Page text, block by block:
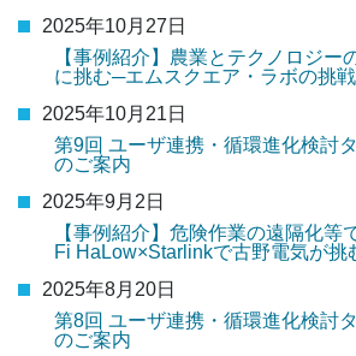
2025年10月27日
【事例紹介】農業とテクノロジー
に挑む─エムスクエア・ラボの挑戦
2025年10月21日
第9回 ユーザ連携・循環進化検討
のご案内
2025年9月2日
【事例紹介】危険作業の遠隔化等
Fi HaLow×Starlinkで古野電気が挑
2025年8月20日
第8回 ユーザ連携・循環進化検討
のご案内